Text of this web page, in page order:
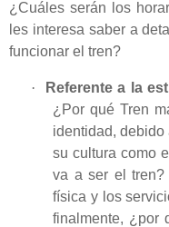
¿Cuáles serán los
les interesa saber a
funcionar el tren?
·
Referente a la
¿Por qué Tren
identidad,
su cultura como
va a ser el tren?
física y los
finalmente, ¿por